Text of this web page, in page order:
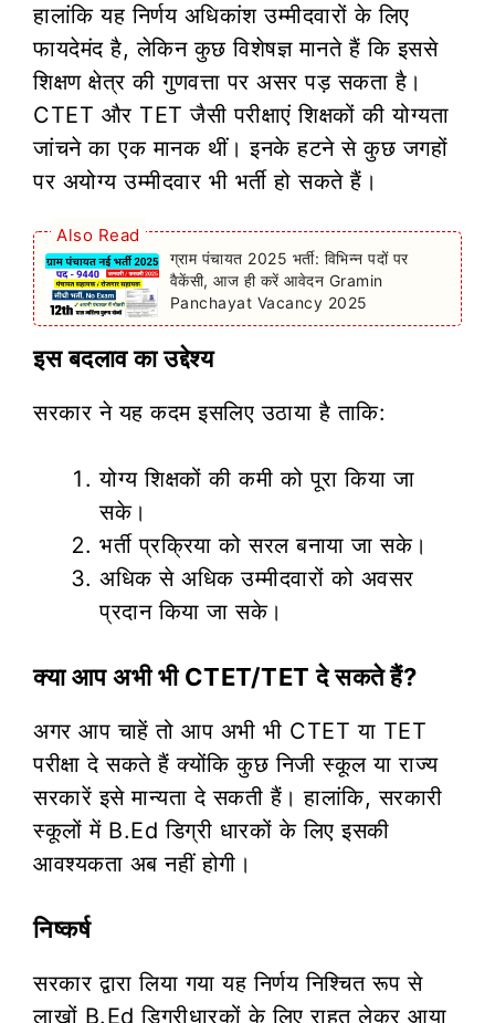
हालांकि यह निर्णय अधिकांश उम्मीदवारों के लिए
फायदेमंद है, लेकिन कुछ विशेषज्ञ मानते हैं कि इससे
शिक्षण क्षेत्र की गुणवत्ता पर असर पड़ सकता है।
CTET और TET जैसी परीक्षाएं शिक्षकों की योग्यता
जांचने का एक मानक थीं। इनके हटने से कुछ जगहों
पर अयोग्य उम्मीदवार भी भर्ती हो सकते हैं।
Also Read
ग्राम पंचायत 2025 भर्ती: विभिन्न पदों पर
वैकेंसी, आज ही करें आवेदन Gramin
Panchayat Vacancy 2025
इस बदलाव का उद्देश्य
सरकार ने यह कदम इसलिए उठाया है ताकि:
योग्य शिक्षकों की कमी को पूरा किया जा
सके।
भर्ती प्रक्रिया को सरल बनाया जा सके।
अधिक से अधिक उम्मीदवारों को अवसर
प्रदान किया जा सके।
क्या आप अभी भी CTET/TET दे सकते हैं?
अगर आप चाहें तो आप अभी भी CTET या TET
परीक्षा दे सकते हैं क्योंकि कुछ निजी स्कूल या राज्य
सरकारें इसे मान्यता दे सकती हैं। हालांकि, सरकारी
स्कूलों में B.Ed डिग्री धारकों के लिए इसकी
आवश्यकता अब नहीं होगी।
निष्कर्ष
सरकार द्वारा लिया गया यह निर्णय निश्चित रूप से
लाखों B.Ed डिग्रीधारकों के लिए राहत लेकर आया